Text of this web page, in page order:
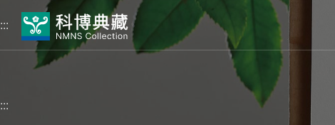
跳到中央內容區塊
:::
:::